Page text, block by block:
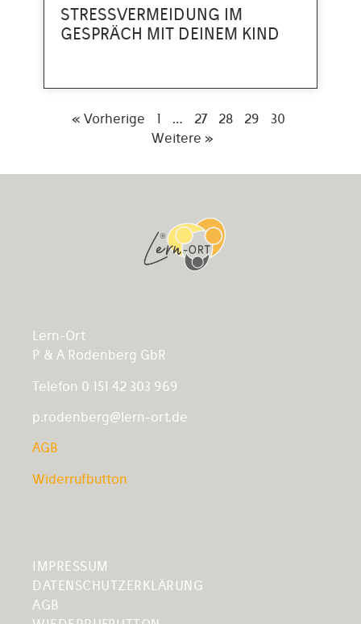
STRESSVERMEIDUNG IM
GESPRÄCH MIT DEINEM KIND
« Vorherige 1 … 27 28 29
30
Weitere »
Lern-Ort
P & A Rodenberg GbR
Telefon 0 151 42 303 969
p.rodenberg@lern-ort.de
AGB
Widerrufbutton
IMPRESSUM
DATENSCHUTZERKLÄRUNG
AGB